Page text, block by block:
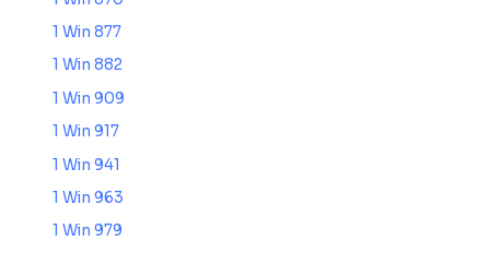
1 Win 877
1 Win 882
1 Win 909
1 Win 917
1 Win 941
1 Win 963
1 Win 979